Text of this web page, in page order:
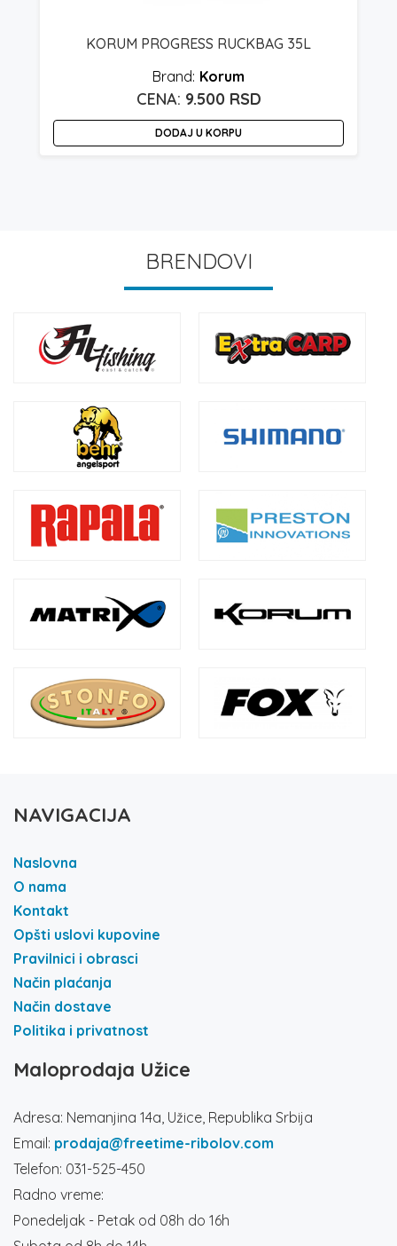
KORUM PROGRESS RUCKBAG 35L
Korum
9.500 RSD
DODAJ U KORPU
BRENDOVI
NAVIGACIJA
Naslovna
O nama
Kontakt
Opšti uslovi kupovine
Pravilnici i obrasci
Način plaćanja
Način dostave
Politika i privatnost
Maloprodaja Užice
Adresa: Nemanjina 14a, Užice, Republika Srbija
Email: prodaja@freetime-ribolov.com
Telefon: 031-525-450
Radno vreme:
Ponedeljak - Petak od 08h do 16h